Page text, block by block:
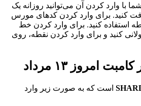
وارد کردن آن می‌توانید روزانه یک
کنید. برای وارد کردن کدهای مورس
استفاده کنید. برای وارد کردن خط‌
کنید و برای وارد کردن نقطه، روی
امروز ۱۳ مرداد
است که به صورت زیر وارد